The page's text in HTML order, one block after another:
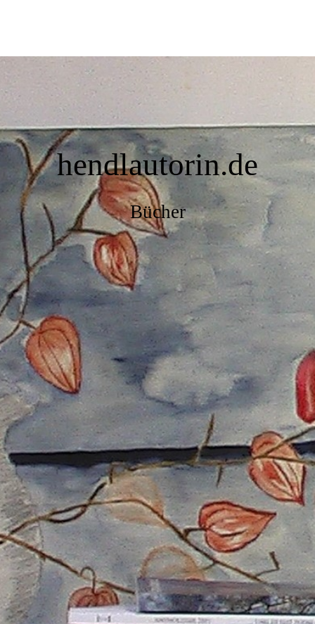
hendlautorin.de
Bücher